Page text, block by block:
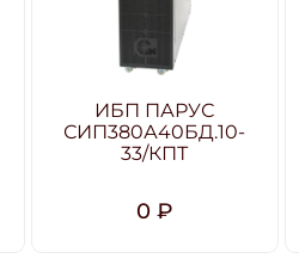
ИБП ПАРУС
СИП380А40БД.10-
33/КПТ
0 ₽